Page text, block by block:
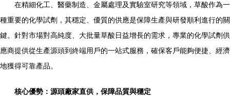
在精細化工、醫藥制造、金屬處理及實驗室研究等領域，草酸作為一
種重要的化學試劑，其穩定、優質的供應是保障生產與研發順利進行的關
鍵。針對市場對高純度、大批量草酸日益增長的需求，專業的化學試劑供
應商提供從生產源頭到終端用戶的一站式服務，確保客戶能夠便捷、經濟
地獲得可靠產品。
核心優勢：源頭廠家直供，保障品質與穩定